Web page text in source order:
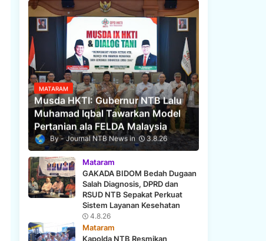
MATARAM
Musda HKTI: Gubernur NTB Lalu
Muhamad Iqbal Tawarkan Model
Pertanian ala FELDA Malaysia
Journal NTB News 3.8.26
Mataram
GAKADA BIDOM Bedah Dugaan
Salah Diagnosis, DPRD dan
RSUD NTB Sepakat Perkuat
Sistem Layanan Kesehatan
4.8.26
Mataram
Kapolda NTB Resmikan